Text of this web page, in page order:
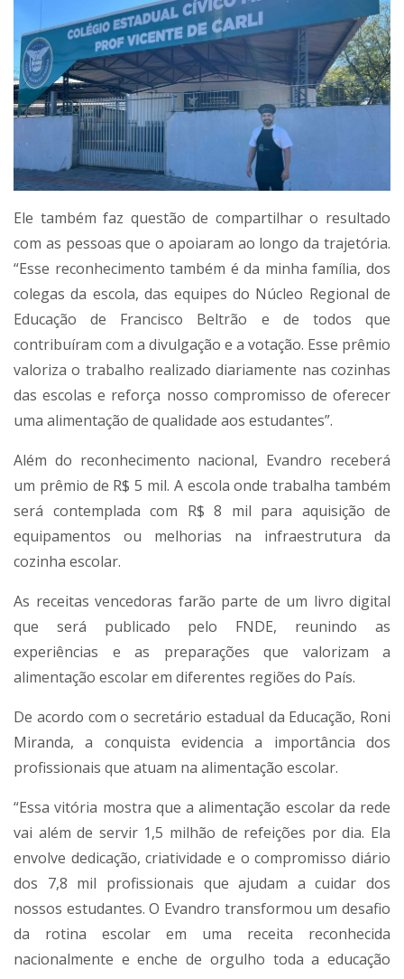
Ele também faz questão de compartilhar o resultado
com as pessoas que o apoiaram ao longo da trajetória.
“Esse reconhecimento também é da minha família, dos
colegas da escola, das equipes do Núcleo Regional de
Educação de Francisco Beltrão e de todos que
contribuíram com a divulgação e a votação. Esse prêmio
valoriza o trabalho realizado diariamente nas cozinhas
das escolas e reforça nosso compromisso de oferecer
uma alimentação de qualidade aos estudantes”.
Além do reconhecimento nacional, Evandro receberá
um prêmio de R$ 5 mil. A escola onde trabalha também
será contemplada com R$ 8 mil para aquisição de
equipamentos ou melhorias na infraestrutura da
cozinha escolar.
As receitas vencedoras farão parte de um livro digital
que será publicado pelo FNDE, reunindo as
experiências e as preparações que valorizam a
alimentação escolar em diferentes regiões do País.
De acordo com o secretário estadual da Educação, Roni
Miranda, a conquista evidencia a importância dos
profissionais que atuam na alimentação escolar.
“Essa vitória mostra que a alimentação escolar da rede
vai além de servir 1,5 milhão de refeições por dia. Ela
envolve dedicação, criatividade e o compromisso diário
dos 7,8 mil profissionais que ajudam a cuidar dos
nossos estudantes. O Evandro transformou um desafio
da rotina escolar em uma receita reconhecida
nacionalmente e enche de orgulho toda a educação